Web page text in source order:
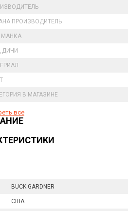
ПРОИЗВОДИТЕЛЬ
МАНКА
ДИЧИ
В МАГАЗИНЕ
все
BUCK GARDNER
США